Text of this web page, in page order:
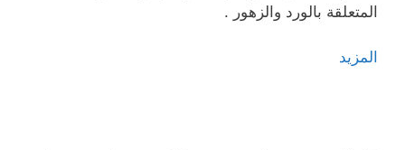
المتعلقة بالورد والزهور .
المزيد